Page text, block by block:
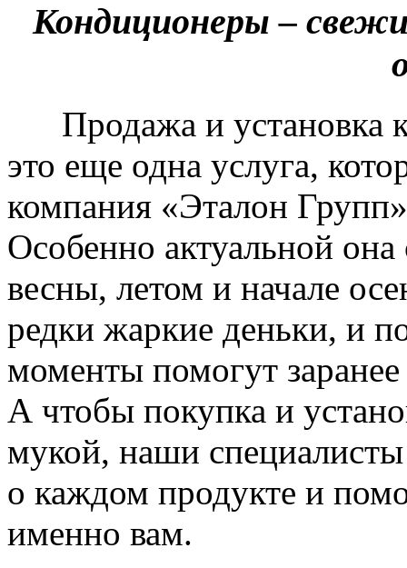
Кондиционеры –
Продажа и установка
это еще одна услуга,
компания «Эталон
Особенно актуальной она
весны, летом и начале
редки жаркие деньки, и
моменты помогут
А чтобы покупка и
мукой, наши специалисты
о каждом продукте и
именно вам.